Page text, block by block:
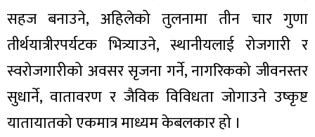
सहज बनाउने, अहिलेको तुलनामा तीन चार गुणा
तीर्थयात्रीरपर्यटक भित्र्याउने, स्थानीयलाई रोजगारी र
स्वरोजगारीको अवसर सृजना गर्ने, नागरिकको जीवनस्तर
सुधार्ने, वातावरण र जैविक विविधता जोगाउने उष्कृष्ट
यातायातको एकमात्र माध्यम केबलकार हो ।